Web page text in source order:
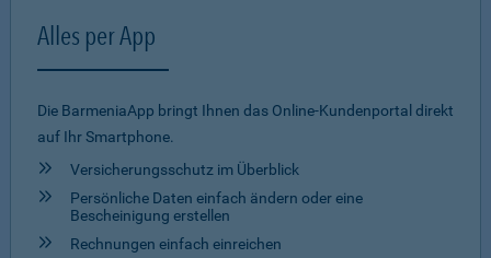
Alles per App
Die BarmeniaApp bringt Ihnen das Online-Kundenportal direkt
auf Ihr Smartphone.
Versicherungsschutz im Überblick
Persönliche Daten einfach ändern oder eine
Bescheinigung erstellen
Rechnungen einfach einreichen